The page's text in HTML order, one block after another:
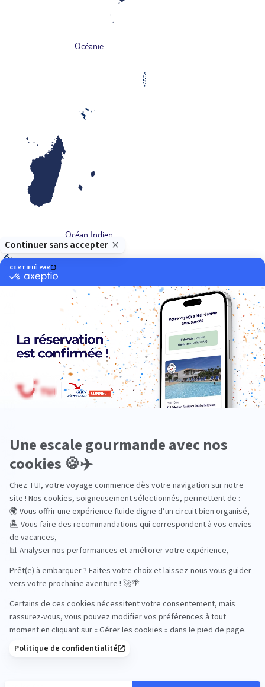
Océanie
Océan Indien
Nos thématiques
Adult only
Aventure
Bien-être
Circuits privés
City Trips
Croisières